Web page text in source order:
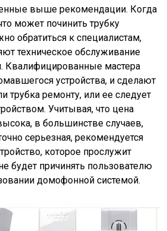
выше рекомендации. Когда
может починить трубку
обратиться к специалистам,
техническое обслуживание
Квалифицированные мастера
устройства, и сделают
трубка ремонту, или ее следует
Учитывая, что цена
в большинстве случаев,
серьезная, рекомендуется
которое прослужит
будет причинять пользователю
домофонной системой.